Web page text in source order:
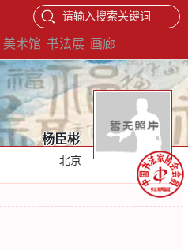
请输入搜索关键词
美术馆 书法展 画廊
杨臣彬
北京